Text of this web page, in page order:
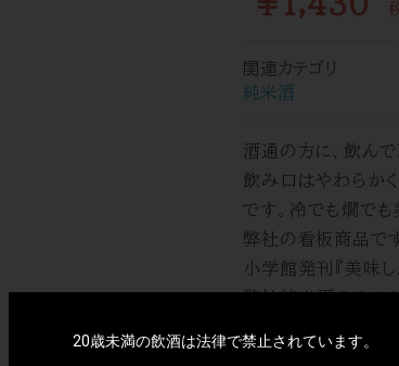
20歳未満の飲酒は法律で禁止されています。
関連カテゴリ
純米酒
酒通の方に、飲ん
飲み口はやわらか
です。冷でも燗でも
弊社の看板商品です
小学館発刊『美味し
弊社純米酒のラベ